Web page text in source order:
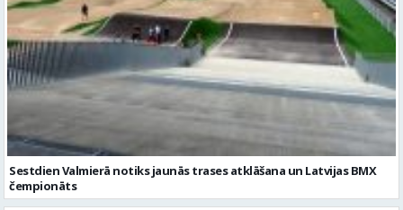
Sestdien Valmierā notiks jaunās trases atklāšana un Latvijas BMX
čempionāts